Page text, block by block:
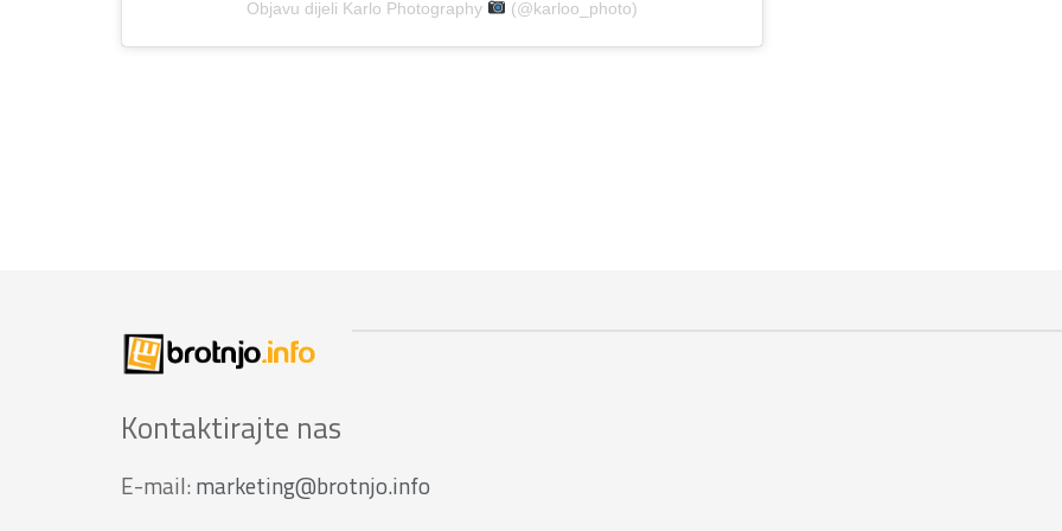
Objavu dijeli Karlo Photography (@karloo_photo)
Kontaktirajte nas
E-mail: marketing@brotnjo.info